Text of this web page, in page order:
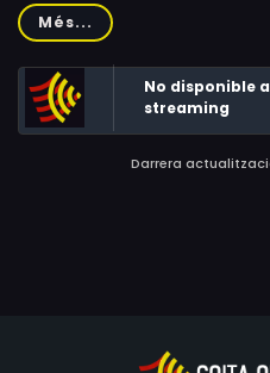
i decadent amb la seva filla,
professor de cultura grega...
problemes que es fan carn
de l'hotel.
Més...
No disponible
streaming
Darrera